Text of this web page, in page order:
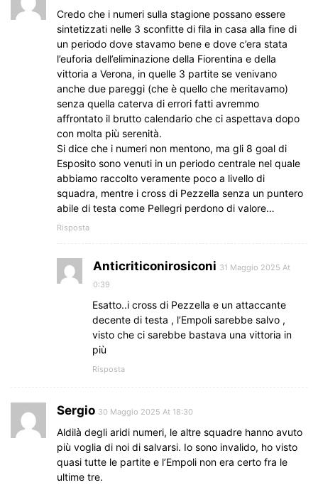
Credo che i numeri sulla stagione possano essere
sintetizzati nelle 3 sconfitte di fila in casa alla fine di
un periodo dove stavamo bene e dove c’era stata
l’euforia dell’eliminazione della Fiorentina e della
vittoria a Verona, in quelle 3 partite se venivano
anche due pareggi (che è quello che meritavamo)
senza quella caterva di errori fatti avremmo
affrontato il brutto calendario che ci aspettava dopo
con molta più serenità.
Si dice che i numeri non mentono, ma gli 8 goal di
Esposito sono venuti in un periodo centrale nel quale
abbiamo raccolto veramente poco a livello di
squadra, mentre i cross di Pezzella senza un puntero
abile di testa come Pellegri perdono di valore…
Risposta
Anticriticonirosiconi 31 Maggio 2025 At
0:39
Esatto..i cross di Pezzella e un attaccante
decente di testa , l’Empoli sarebbe salvo ,
visto che ci sarebbe bastava una vittoria in
più
Risposta
Sergio 30 Maggio 2025 At 18:30
Aldilà degli aridi numeri, le altre squadre hanno avuto
più voglia di noi di salvarsi. Io sono invalido, ho visto
quasi tutte le partite e l’Empoli non era certo fra le
ultime tre.